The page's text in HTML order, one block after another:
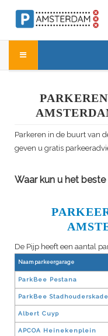
Parkeren in de buurt van
geven u gratis
Waar kun u het
De Pijp heeft een aantal
Naam parkeergarage
ParkBee Pestana
ParkBee Stadhouderskade
Albert Cuyp
APCOA Heinekenplein